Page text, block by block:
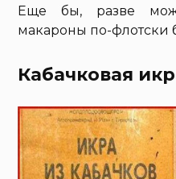
Еще бы, разве
макароны по-флотски
Кабачковая